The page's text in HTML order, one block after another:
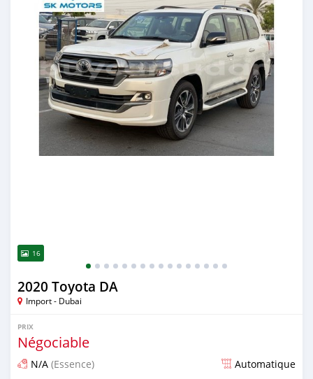
16
2020 Toyota DA
Import - Dubai
PRIX
Négociable
N/A (Essence) Automatique